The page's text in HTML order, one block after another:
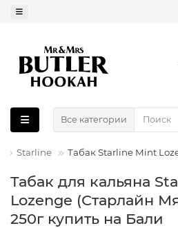
Все категории
Starline Табак Starline Mint
Табак для кальяна
Lozenge (Старлайн
250г купить на Бали